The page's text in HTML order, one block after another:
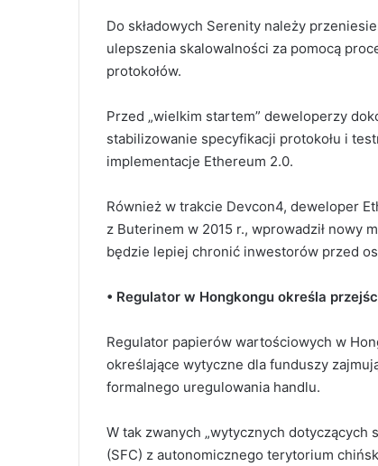
Do składowych Serenity należy
ulepszenia skalowalności za pomocą
protokołów.
Przed „wielkim startem” deweloperzy
stabilizowanie specyfikacji protokołu i
implementacje Ethereum 2.0.
Również w trakcie Devcon4, deweloper
z Buterinem w 2015 r., wprowadził nowy
będzie lepiej chronić inwestorów przed
• Regulator w Hongkongu określa
Regulator papierów wartościowych w
określające wytyczne dla funduszy
formalnego uregulowania handlu.
W tak zwanych „wytycznych
(SFC) z autonomicznego terytorium